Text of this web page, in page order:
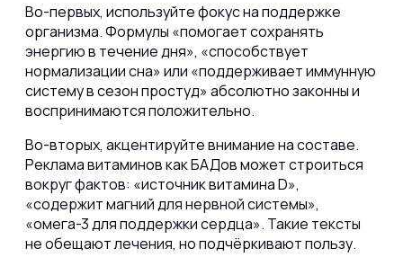
Во-первых, используйте фокус на поддержке
организма. Формулы «помогает сохранять
энергию в течение дня», «способствует
нормализации сна» или «поддерживает иммунную
систему в сезон простуд» абсолютно законны и
воспринимаются положительно.
Во-вторых, акцентируйте внимание на составе.
Реклама витаминов как БАДов может строиться
вокруг фактов: «источник витамина D»,
«содержит магний для нервной системы»,
«омега-3 для поддержки сердца». Такие тексты
не обещают лечения, но подчёркивают пользу.